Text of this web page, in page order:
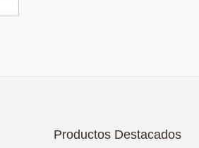
Productos Destacados